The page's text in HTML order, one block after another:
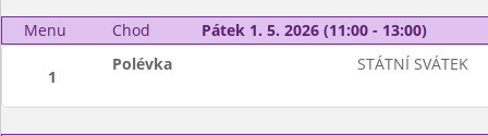
Menu Chod Pátek 1. 5. 2026 (11:00 - 13:00)
1
Polévka STÁTNÍ SVÁTEK